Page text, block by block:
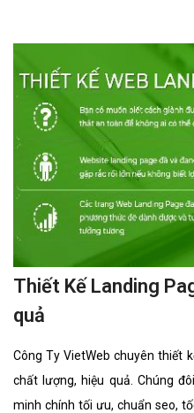
Thiết Kế Landing
quả
Công Ty VietWeb chuyên thiết
chất lượng, hiệu quả. Chúng
minh chính tối ưu, chuẩn seo,